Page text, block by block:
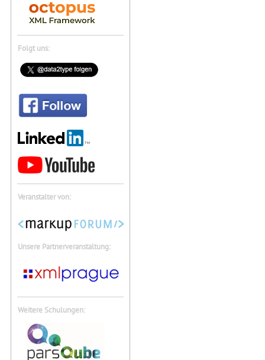
Folgt uns:
Veranstalter von:
Unsere Partnerveranstaltung:
Weitere Schulungen: